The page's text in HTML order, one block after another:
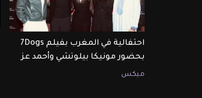
احتفالية في المغرب بفيلم 7Dogs
بحضور مونيكا بيلوتشي وأحمد عز
ميكس